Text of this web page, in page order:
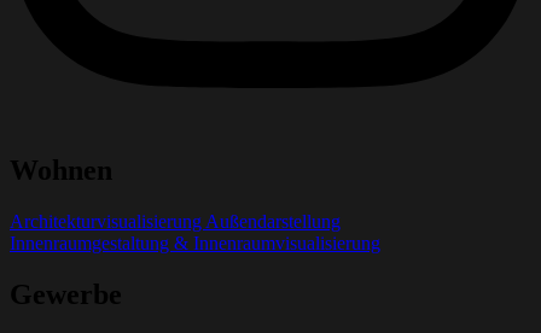
Wohnen
Architekturvisualisierung Außendarstellung
Innenraumgestaltung & Innenraumvisualisierung
Gewerbe